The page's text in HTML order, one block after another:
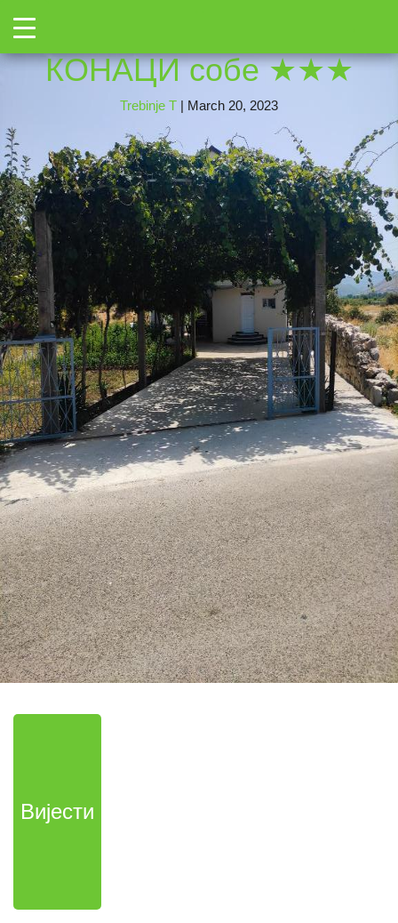
Toggle
311538142
КОНАЦИ собе ★★★
Trebinje T | March 20, 2023
Вијести